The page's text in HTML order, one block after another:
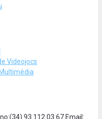
Videojocs
93 112 03 67 Email: